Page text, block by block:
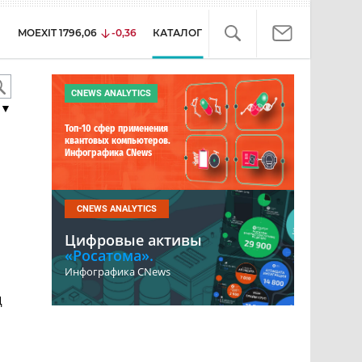
MOEXIT 1796,06 -0,36 КАТАЛОГ
CNEWS ANALYTICS
Топ-10 сфер применения
квантовых компьютеров.
Инфографика CNews
CNEWS ANALYTICS
Цифровые активы
«Росатома».
Инфографика CNews